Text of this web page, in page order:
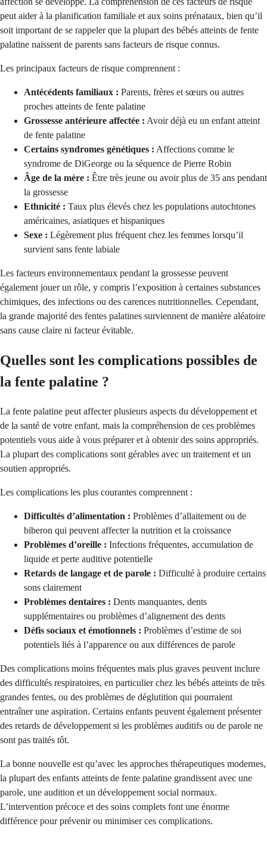
peut aider à la planification familiale et aux soins prénataux, bien qu’il
soit important de se rappeler que la plupart des bébés atteints de fente
palatine naissent de parents sans facteurs de risque connus.
Les principaux facteurs de risque comprennent :
Antécédents familiaux : Parents, frères et sœurs ou autres
proches atteints de fente palatine
Grossesse antérieure affectée : Avoir déjà eu un enfant atteint
de fente palatine
Certains syndromes génétiques : Affections comme le
syndrome de DiGeorge ou la séquence de Pierre Robin
Âge de la mère : Être très jeune ou avoir plus de 35 ans pendant
la grossesse
Ethnicité : Taux plus élevés chez les populations autochtones
américaines, asiatiques et hispaniques
Sexe : Légèrement plus fréquent chez les femmes lorsqu’il
survient sans fente labiale
Les facteurs environnementaux pendant la grossesse peuvent
également jouer un rôle, y compris l’exposition à certaines substances
chimiques, des infections ou des carences nutritionnelles. Cependant,
la grande majorité des fentes palatines surviennent de manière aléatoire
sans cause claire ni facteur évitable.
Quelles sont les complications possibles de
la fente palatine ?
La fente palatine peut affecter plusieurs aspects du développement et
de la santé de votre enfant, mais la compréhension de ces problèmes
potentiels vous aide à vous préparer et à obtenir des soins appropriés.
La plupart des complications sont gérables avec un traitement et un
soutien appropriés.
Les complications les plus courantes comprennent :
Difficultés d’alimentation : Problèmes d’allaitement ou de
biberon qui peuvent affecter la nutrition et la croissance
Problèmes d’oreille : Infections fréquentes, accumulation de
liquide et perte auditive potentielle
Retards de langage et de parole : Difficulté à produire certains
sons clairement
Problèmes dentaires : Dents manquantes, dents
supplémentaires ou problèmes d’alignement des dents
Défis sociaux et émotionnels : Problèmes d’estime de soi
potentiels liés à l’apparence ou aux différences de parole
Des complications moins fréquentes mais plus graves peuvent inclure
des difficultés respiratoires, en particulier chez les bébés atteints de très
grandes fentes, ou des problèmes de déglutition qui pourraient
entraîner une aspiration. Certains enfants peuvent également présenter
des retards de développement si les problèmes auditifs ou de parole ne
sont pas traités tôt.
La bonne nouvelle est qu’avec les approches thérapeutiques modernes,
la plupart des enfants atteints de fente palatine grandissent avec une
parole, une audition et un développement social normaux.
L’intervention précoce et des soins complets font une énorme
différence pour prévenir ou minimiser ces complications.